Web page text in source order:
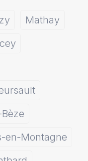
Mathay
en-Montagne